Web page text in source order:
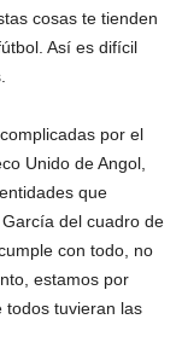
cosas te tienden
Así es difícil
por el
Unido de Angol,
que
del cuadro de
con todo, no
estamos por
todos tuvieran las